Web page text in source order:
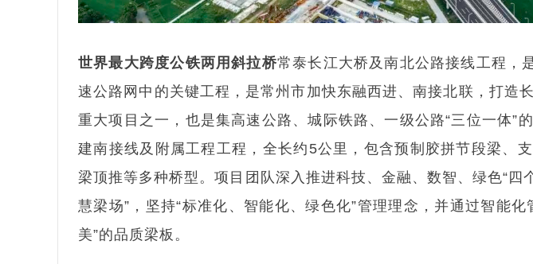
世界最大跨度公铁两用斜拉桥常泰长江大桥及南北公路接线工程，
速公路网中的关键工程，是常州市加快东融西进、南接北联，打造
重大项目之一，也是集高速公路、城际铁路、一级公路“三位一体”
建南接线及附属工程工程，全长约5公里，包含预制胶拼节段梁、
梁顶推等多种桥型。项目团队深入推进科技、金融、数智、绿色“四
慧梁场”，坚持“标准化、智能化、绿色化”管理理念，并通过智能
美”的品质梁板。